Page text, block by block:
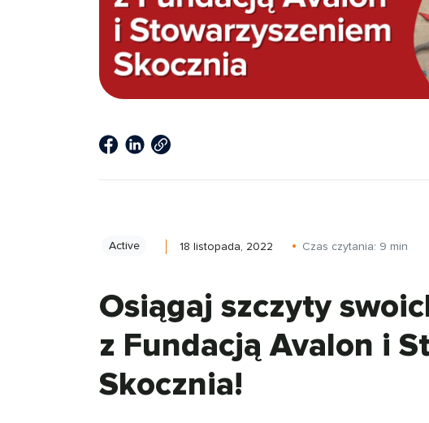
Active 18 listopada, 2022 Czas czytania: 9 min
Osiągaj szczyty
z Fundacją Avalon i
Skocznia!